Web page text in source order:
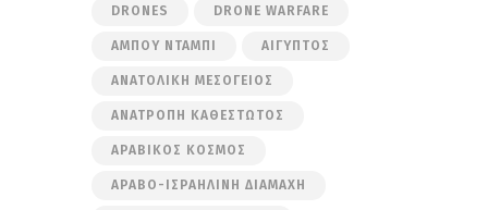
DRONES DRONE WARFARE
ΆΜΠΟΥ ΝΤΆΜΠΙ ΑΊΓΥΠΤΟΣ
ΑΝΑΤΟΛΙΚΉ ΜΕΣΌΓΕΙΟΣ
ΑΝΑΤΡΟΠΉ ΚΑΘΕΣΤΏΤΟΣ
ΑΡΑΒΙΚΌΣ ΚΌΣΜΟΣ
ΑΡΑΒΟ-ΙΣΡΑΗΛΙΝΉ ΔΙΑΜΆΧΗ